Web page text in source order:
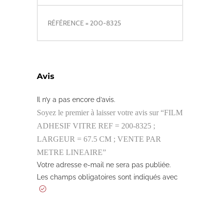
RÉFÉRENCE = 200-8325
Avis
Il n’y a pas encore d’avis.
Soyez le premier à laisser votre avis sur “FILM
ADHESIF VITRE REF = 200-8325 ;
LARGEUR = 67.5 CM ; VENTE PAR
METRE LINEAIRE”
Votre adresse e-mail ne sera pas publiée.
Les champs obligatoires sont indiqués avec